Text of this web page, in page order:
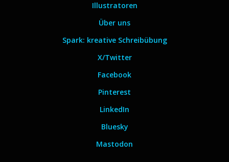
Illustratoren
Über uns
Spark: kreative Schreibübung
X/Twitter
Facebook
Pinterest
LinkedIn
Bluesky
Mastodon